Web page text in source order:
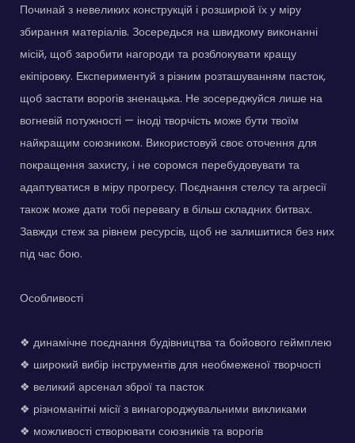
Починай з невеликих конструкцій і розширюй їх у міру
збирання матеріалів. Зосередься на швидкому виконанні
місій, щоб заробити нагороди та розблокувати кращу
екіпіровку. Експериментуй з різним розташуванням пасток,
щоб застати ворогів зненацька. Не зосереджуйся лише на
вогневій потужності — іноді творчість може бути твоїм
найкращим союзником. Використовуй своє оточення для
покращення захисту, і не соромся перебудовувати та
адаптуватися в міру прогресу. Поєднання стелсу та агресії
також може дати тобі перевагу в більш складних битвах.
Завжди стеж за рівнем ресурсів, щоб не залишитися без них
під час бою.
Особливості
❖ динамічне поєднання будівництва та бойового геймплею
❖ широкий вибір інструментів для необмеженої творчості
❖ великий арсенал зброї та пасток
❖ різноманітні місії з винагороджувальними викликами
❖ можливості створювати союзників та ворогів